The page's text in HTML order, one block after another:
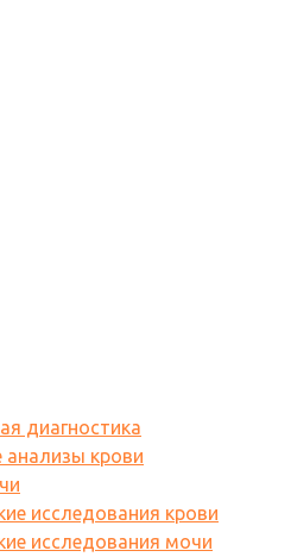
диагностика
анализы крови
исследования крови
исследования мочи